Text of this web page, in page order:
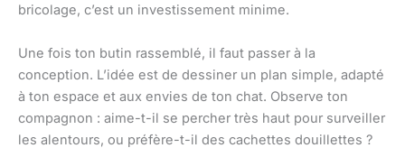
bricolage, c’est un investissement minime.
Une fois ton butin rassemblé, il faut passer à la
conception. L’idée est de dessiner un plan simple, adapté
à ton espace et aux envies de ton chat. Observe ton
compagnon : aime-t-il se percher très haut pour surveiller
les alentours, ou préfère-t-il des cachettes douillettes ?